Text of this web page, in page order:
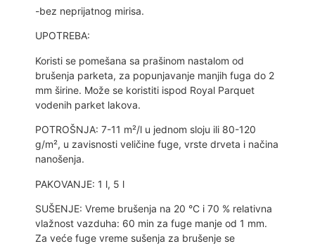
-bez neprijatnog mirisa.
UPOTREBA:
Koristi se pomešana sa prašinom nastalom od
brušenja parketa, za popunjavanje manjih fuga do 2
mm širine. Može se koristiti ispod Royal Parquet
vodenih parket lakova.
POTROŠNJA: 7-11 m²/l u jednom sloju ili 80-120
g/m², u zavisnosti veličine fuge, vrste drveta i načina
nanošenja.
PAKOVANJE: 1 l, 5 l
SUŠENJE: Vreme brušenja na 20 °C i 70 % relativna
vlažnost vazduha: 60 min za fuge manje od 1 mm.
Za veće fuge vreme sušenja za brušenje se